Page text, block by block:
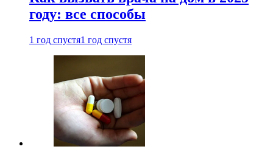
году: все способы
1 год спустя1 год спустя